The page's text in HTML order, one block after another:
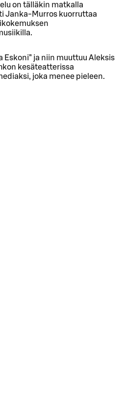
on tälläkin matkalla
Janka-Murros kuorruttaa
Eskoni” ja niin muuttuu Aleksis
kesäteatterissa
joka menee pieleen.